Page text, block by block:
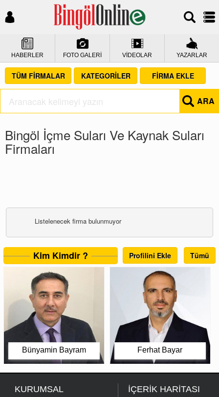
HABERLER FOTO GALERİ VİDEOLAR YAZARLAR
TÜM FİRMALAR KATEGORİLER FİRMA EKLE
ARA
Bingöl İçme Suları Ve Kaynak Suları
Firmaları
Listelenecek firma bulunmuyor
Kim Kimdir ? Profilini Ekle Tümü
Bünyamin Bayram Ferhat Bayar
KURUMSAL İÇERİK HARİTASI